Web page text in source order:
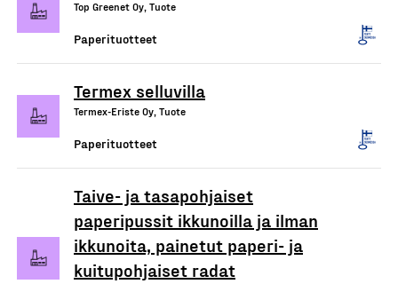
Top Greenet Oy, Tuote
Paperituotteet
Termex selluvilla
Termex-Eriste Oy, Tuote
Paperituotteet
Taive- ja tasapohjaiset
paperipussit ikkunoilla ja ilman
ikkunoita, painetut paperi- ja
kuitupohjaiset radat